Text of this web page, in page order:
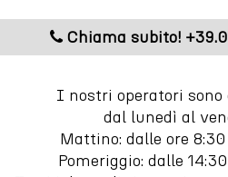
Chiama subito!
I nostri operatori sono
dal lunedì al
Mattino: dalle ore
Pomeriggio: dalle